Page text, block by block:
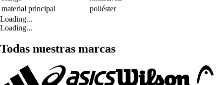
material principal
poliéster
Loading...
Loading...
Todas nuestras marcas